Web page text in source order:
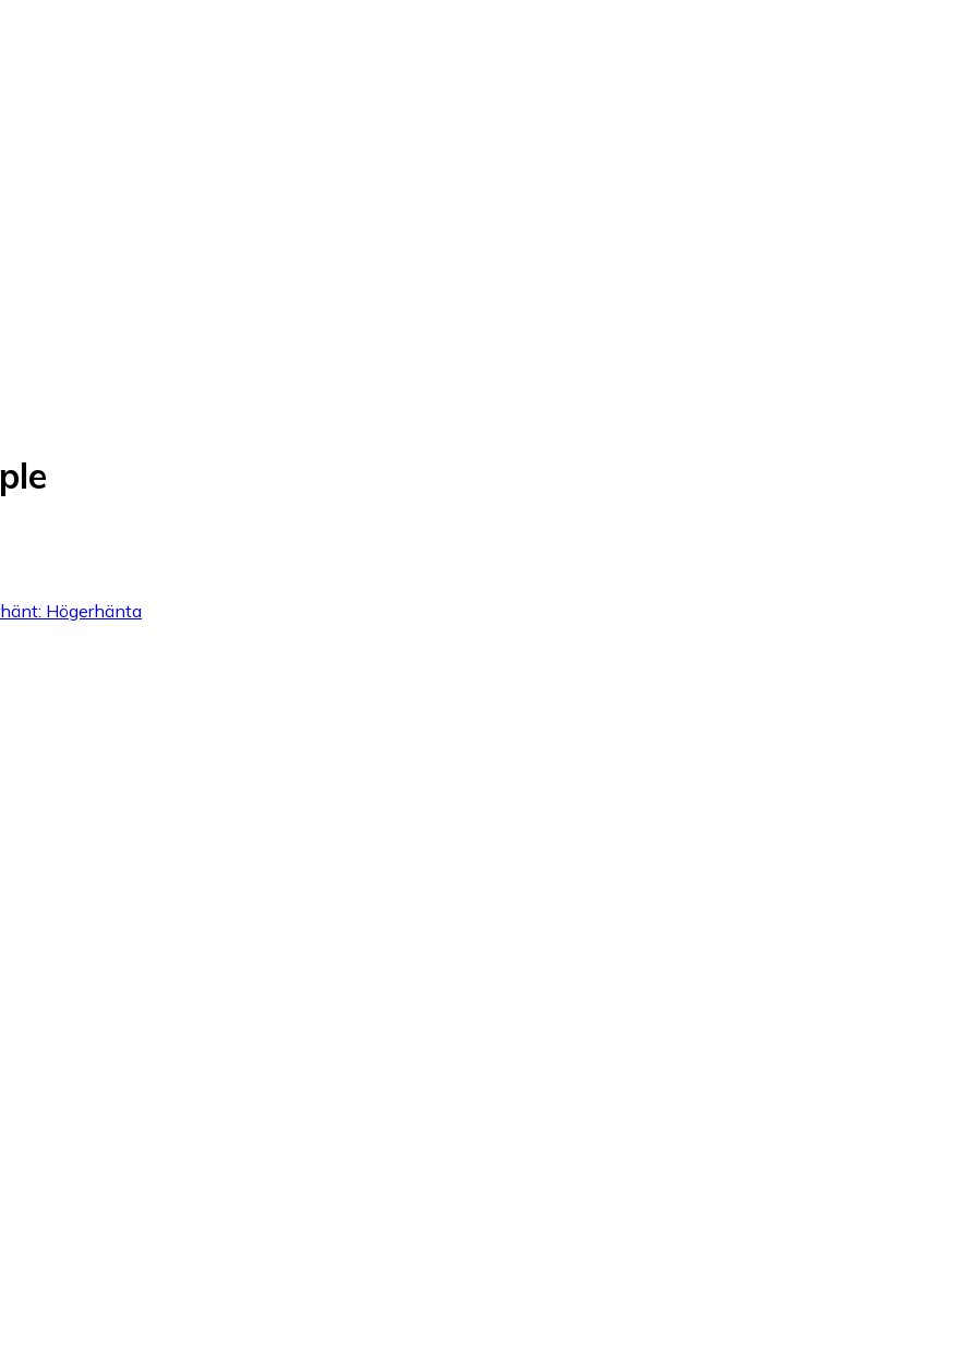
Högerhänta